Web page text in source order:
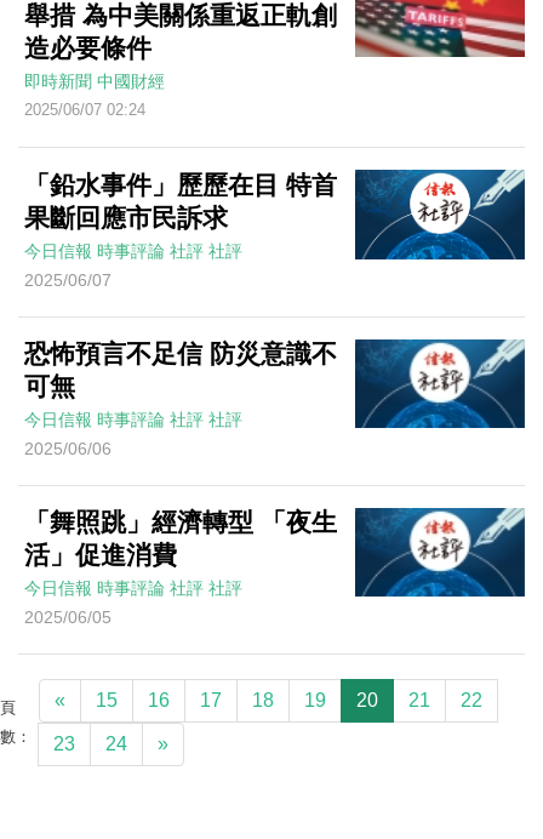
舉措 為中美關係重返正軌創
造必要條件
即時新聞 中國財經
2025/06/07 02:24
「鉛水事件」歷歷在目 特首
果斷回應市民訴求
今日信報 時事評論 社評 社評
2025/06/07
恐怖預言不足信 防災意識不
可無
今日信報 時事評論 社評 社評
2025/06/06
「舞照跳」經濟轉型 「夜生
活」促進消費
今日信報 時事評論 社評 社評
2025/06/05
頁
數：
« 15 16 17 18 19 20 21 22
23 24 »